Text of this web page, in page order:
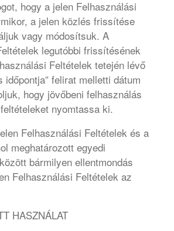
hogy a jelen Felhasználási
a jelen közlés frissítése
vagy módosítsuk. A
legutóbbi frissítésének
Feltételek tetején lévő
időpontja” felirat melletti dátum
hogy jövőbeni felhasználás
nyomtassa ki.
Felhasználási Feltételek és a
meghatározott egyedi
bármilyen ellentmondás
Felhasználási Feltételek az
HASZNÁLAT